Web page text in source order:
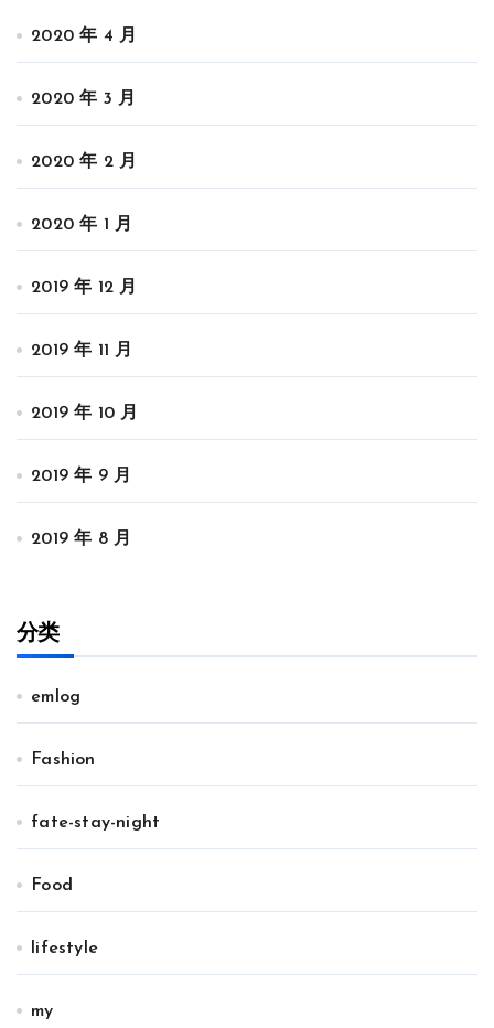
2020 年 4 月
2020 年 3 月
2020 年 2 月
2020 年 1 月
2019 年 12 月
2019 年 11 月
2019 年 10 月
2019 年 9 月
2019 年 8 月
分类
emlog
Fashion
fate-stay-night
Food
lifestyle
my